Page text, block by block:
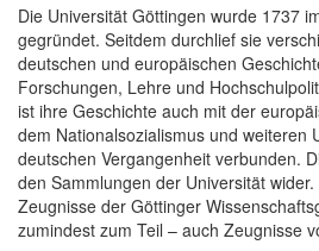
Die Universität Göttingen wurde 1737
gegründet. Seitdem durchlief sie
deutschen und europäischen
Forschungen, Lehre und
ist ihre Geschichte auch mit der
dem Nationalsozialismus und weiteren
deutschen Vergangenheit verbunden.
den Sammlungen der Universität
Zeugnisse der Göttinger
zumindest zum Teil – auch Zeugnisse